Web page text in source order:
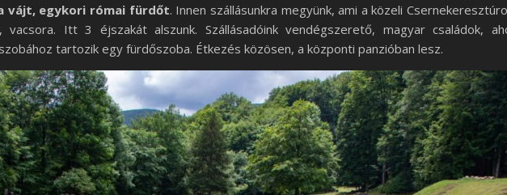
vájt, egykori római fürdőt. Innen szállásunkra megyünk, ami a közeli
vacsora. Itt 3 éjszakát alszunk. Szállásadóink vendégszerető, magyar családok,
tartozik egy fürdőszoba. Étkezés közösen, a központi panzióban lesz.